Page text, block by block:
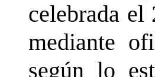
celebrada
mediante
según lo